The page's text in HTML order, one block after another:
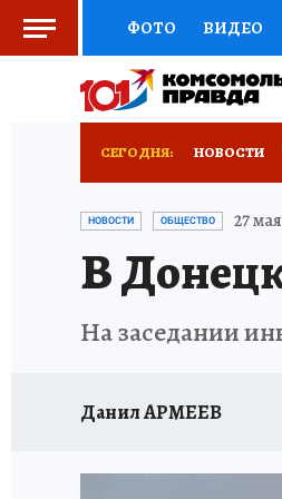
ФОТО ВИДЕО
СОЦПОДДЕРЖКА
СЕГОДНЯ: НОВОСТИ
НОВОСТИ ОБЩЕСТВО 27
В
На заседании
Данил АРМЕЕВ